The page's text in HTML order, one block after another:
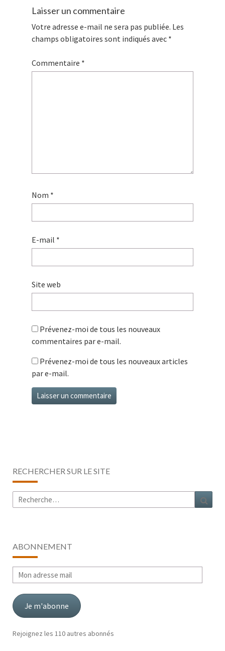
Laisser un commentaire
Votre adresse e-mail ne sera pas publiée. Les
champs obligatoires sont indiqués avec *
Commentaire *
Nom *
E-mail *
Site web
Prévenez-moi de tous les nouveaux
commentaires par e-mail.
Prévenez-moi de tous les nouveaux articles
par e-mail.
RECHERCHER SUR LE SITE
Rechercher :
ABONNEMENT
Mon
adresse
mail
Je m'abonne
Rejoignez les 110 autres abonnés